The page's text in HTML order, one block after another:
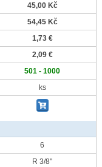
45,00 Kč
54,45 Kč
1,73 €
2,09 €
501 - 1000
ks
6
R 3/8"